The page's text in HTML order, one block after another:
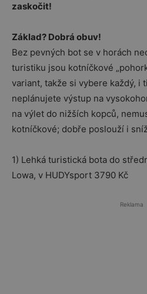
zaskočit!
Základ? Dobrá obuv!
Bez pevných bot se v horách
turistiku jsou kotníčkové
variant, takže si vybere každý, i
neplánujete výstup na
na výlet do nižších kopců,
kotníčkové; dobře poslouží i
1) Lehká turistická bota do
Lowa, v HUDYsport 3790 Kč
Reklama